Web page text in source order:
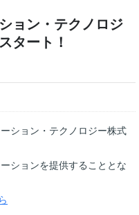
ョン・テクノロジ
タート！
ション・テクノロジー株式
ションを提供することとな